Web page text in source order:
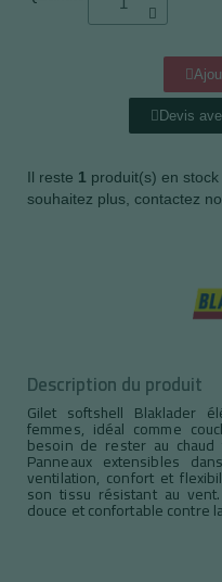
Devis
Il reste 1 produit(s) en
souhaitez plus, contactez
Description du produit
Gilet softshell Blaklader
femmes, idéal comme
besoin de rester au
Panneaux extensibles
ventilation, confort et
son tissu résistant au
douce et confortable contre